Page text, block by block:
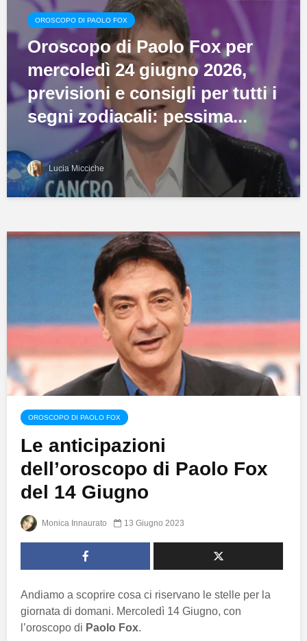
OROSCOPO DI PAOLO FOX
Oroscopo di Paolo Fox per
mercoledì 24 giugno 2026,
previsioni e consigli per tutti i
segni zodiacali: pessima...
Lucia Micciche
OROSCOPO DI PAOLO FOX
Le anticipazioni
dell’oroscopo di Paolo Fox
del 14 Giugno
Monica Innaurato 13 Giugno 2023
Andiamo a scoprire cosa ci riservano le stelle per la
giornata di domani. Mercoledì 14 Giugno, con
l’oroscopo di Paolo Fox.